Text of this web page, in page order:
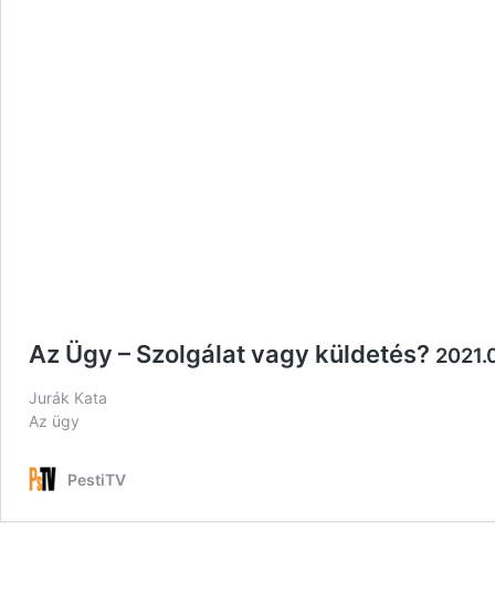
Az Ügy – Szolgálat vagy küldetés?
Jurák Kata
Az ügy
PestiTV